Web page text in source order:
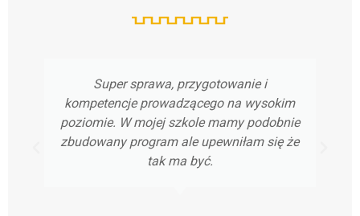
Super sprawa, przygotowanie i
kompetencje prowadzącego na wysokim
poziomie. W mojej szkole mamy podobnie
zbudowany program ale upewniłam się że
tak ma być.